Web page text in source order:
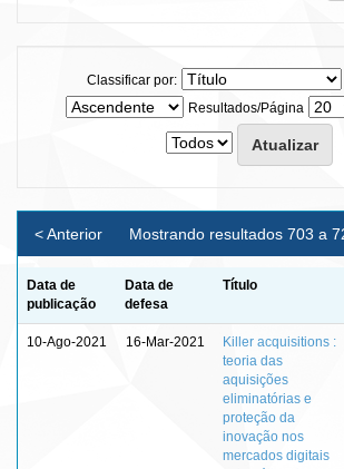
Classificar por:
Resultados/Página
Mostrando resultados 703 a
< Anterior
Data de
publicação
Data de
defesa
Título
10-Ago-2021 16-Mar-2021
Killer acquisitions :
teoria das
aquisições
eliminatórias e
proteção da
inovação nos
mercados digitais